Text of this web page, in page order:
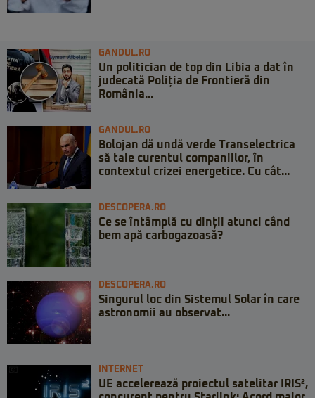
GANDUL.RO
Un politician de top din Libia a dat în
judecată Poliția de Frontieră din
România...
GANDUL.RO
Bolojan dă undă verde Transelectrica
să taie curentul companiilor, în
contextul crizei energetice. Cu cât...
DESCOPERA.RO
Ce se întâmplă cu dinții atunci când
bem apă carbogazoasă?
DESCOPERA.RO
Singurul loc din Sistemul Solar în care
astronomii au observat...
INTERNET
UE accelerează proiectul satelitar IRIS²,